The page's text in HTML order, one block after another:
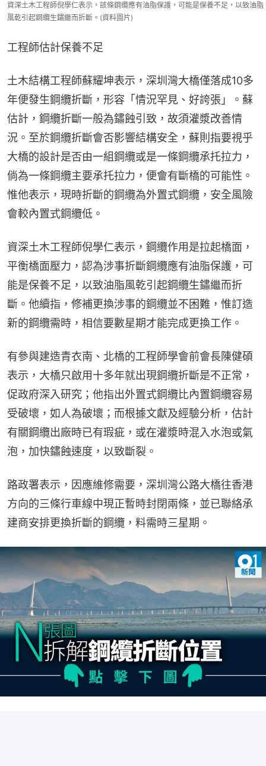
資深土木工程師倪學仁表示，該條鋼纜應有油脂保護，可能是保養不足，以致油脂
風乾引起鋼纜生鏽繼而折斷。(資料圖片)
工程師估計保養不足
土木結構工程師蘇耀坤表示，深圳灣大橋僅落成10多
年便發生鋼纜折斷，形容「情況罕見、好誇張」。蘇
估計，鋼纜折斷一般為鏽蝕引致，故須灌漿改善情
況。至於鋼纜折斷會否影響結構安全，蘇則指要視乎
大橋的設計是否由一組鋼纜或是一條鋼纜承托拉力，
倘為一條鋼纜主要承托拉力，便會有斷橋的可能性。
惟他表示，現時折斷的鋼纜為外置式鋼纜，安全風險
會較內置式鋼纜低。
資深土木工程師倪學仁表示，鋼纜作用是拉起橋面，
平衡橋面壓力，認為涉事折斷鋼纜應有油脂保護，可
能是保養不足，以致油脂風乾引起鋼纜生鏽繼而折
斷。他續指，修補更換涉事的鋼纜並不困難，惟訂造
新的鋼纜需時，相信要數星期才能完成更換工作。
有參與建造青衣南、北橋的工程師學會前會長陳健碩
表示，大橋只啟用十多年就出現鋼纜折斷是不正常，
促政府深入研究；他指出外置式鋼纜比內置鋼纜容易
受破壞，如人為破壞；而根據文獻及經驗分析，估計
有關鋼纜出廠時已有瑕疵，或在灌漿時混入水泡或氣
泡，加快鏽蝕速度，以致斷裂。
路政署表示，因應維修需要，深圳灣公路大橋往香港
方向的三條行車線中現正暫時封閉兩條，並已聯絡承
建商安排更換折斷的鋼纜，料需時三星期。